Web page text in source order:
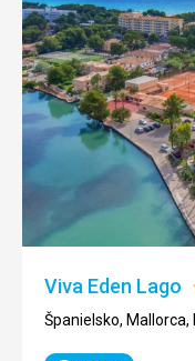
Viva Eden Lago
Španielsko,